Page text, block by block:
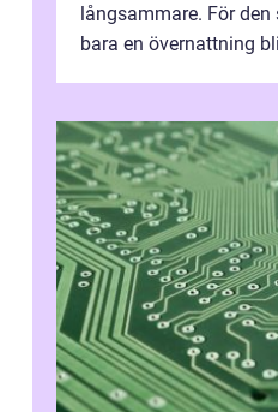
långsammare. För den
bara en övernattning